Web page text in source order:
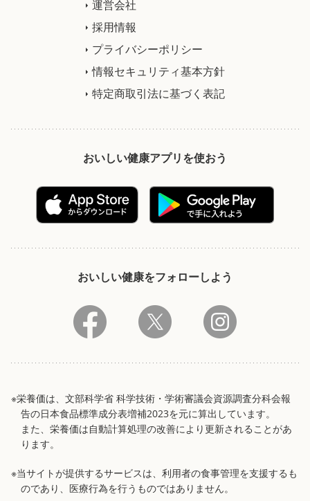
運営会社
採用情報
プライバシーポリシー
情報セキュリティ基本方針
特定商取引法に基づく表記
おいしい健康アプリを使おう
おいしい健康をフォローしよう
※栄養価は、文部科学省 科学技術・学術審議会資源調査分科会報
告の日本食品標準成分表増補2023を元に算出しています。
また、栄養価は自動計算処理の改善により更新されることがあ
ります。
※当サイトが提供するサービスは、利用者の食事管理を支援するも
のであり、医療行為を行うものではありません。